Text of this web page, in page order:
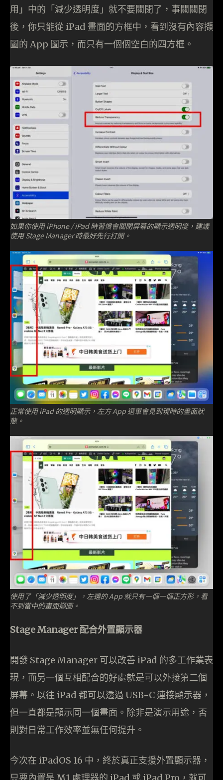
用」中的「減少透明度」就不要關閉了，事關關閉
後，你只能從 iPad 畫面的方框中，看到沒有內容擷
圖的 App 圖示，而只有一個個空白的四方框。
如果你使用 iPhone / iPad 時習慣會關閉屏幕的顯示透明度，建議
使用 Stage Manager 時最好先行打開。
正常使用 iPad 的透明顯示，左方 App 選單會見到現時的畫面狀
態。
使用了「減少透明度」，左邊的 App 就只有一個一個正方形，看
不到當中的畫面擷圖。
Stage Manager 配合外置顯示器
開發 Stage Manager 可以改善 iPad 的多工作業表
現，而另一個互相配合的好處就是可以外接第二個
屏幕。以往 iPad 都可以透過 USB-C 連接顯示器，
但一直都是顯示同一個畫面。除非是演示用途，否
則對日常工作效率並無任何提升。
今次在 iPadOS 16 中，終於真正支援外置顯示器，